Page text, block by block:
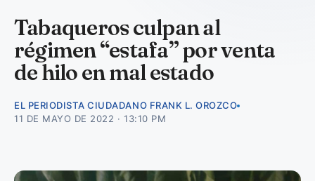
Tabaqueros culpan al
régimen “estafa” por venta
de hilo en mal estado
EL PERIODISTA CIUDADANO FRANK L. OROZCO
11 DE MAYO DE 2022 · 13:10 PM